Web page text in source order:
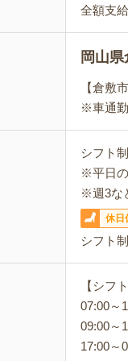
全額支給
岡山
【倉敷
※車通
シフト
※平日
※週3な
休日
シフト制
【シフ
07:00～
09:00～
17:00～